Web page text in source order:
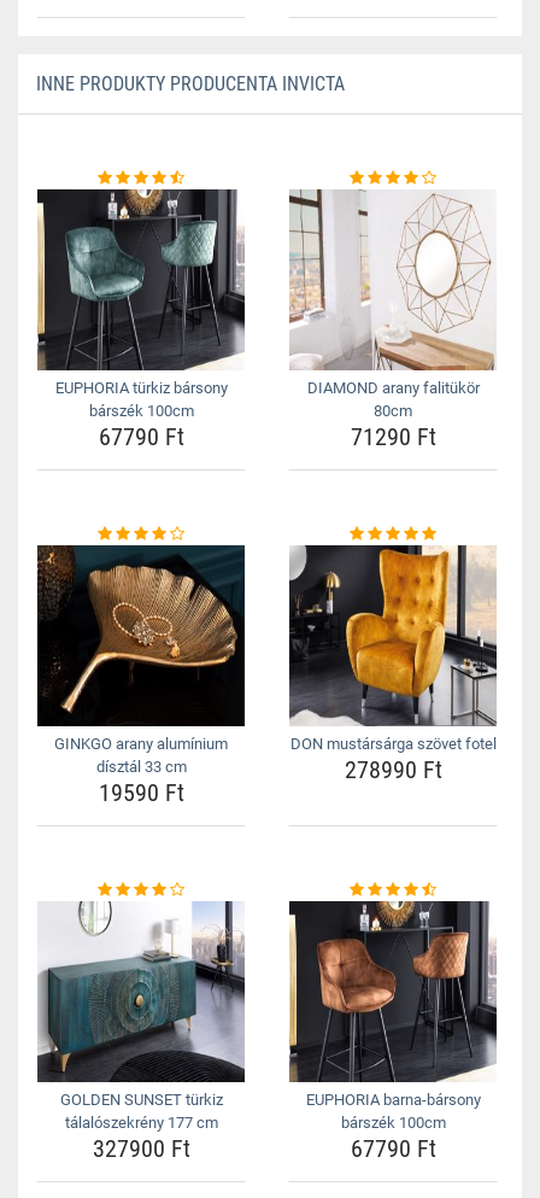
INNE PRODUKTY PRODUCENTA INVICTA
EUPHORIA türkiz bársony
bárszék 100cm
67790 Ft
DIAMOND arany falitükör
80cm
71290 Ft
GINKGO arany alumínium
dísztál 33 cm
19590 Ft
DON mustársárga szövet fotel
278990 Ft
GOLDEN SUNSET türkiz
tálalószekrény 177 cm
327900 Ft
EUPHORIA barna-bársony
bárszék 100cm
67790 Ft